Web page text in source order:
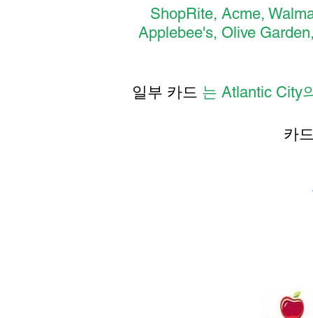
ShopRite, Acme,
Applebee's, Olive
일부 카드 는 Atlantic City
카